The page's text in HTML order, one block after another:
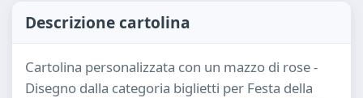
Descrizione cartolina
Cartolina personalizzata con un mazzo di rose -
Disegno dalla categoria biglietti per Festa della